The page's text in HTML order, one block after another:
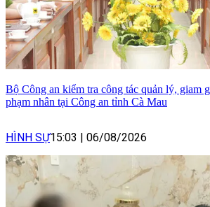
Bộ Công an kiểm tra công tác quản lý, giam
phạm nhân tại Công an tỉnh Cà Mau
HÌNH SỰ15:03 06/08/2026